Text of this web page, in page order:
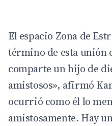
El espacio Zona de
término de esta unión
comparte un hijo de
amistosos», afirmó
ocurrió como él lo
amistosamente. Hay